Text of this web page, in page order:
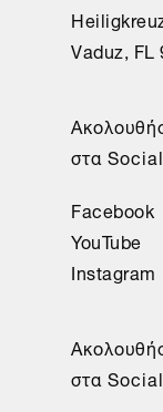
Vaduz,
στα
Facebook
YouTube
Instagram
στα